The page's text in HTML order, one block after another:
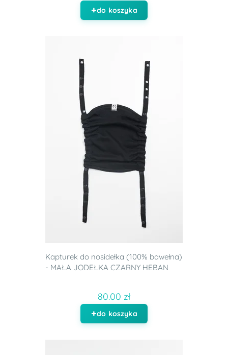
do koszyka
Kapturek do nosidełka (100% bawełna)
- MAŁA JODEŁKA CZARNY HEBAN
80.00 zł
do koszyka